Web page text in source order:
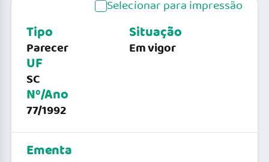
Selecionar para impressão
Tipo
Parecer
UF
SC
Nº/Ano
77/1992
Situação
Em vigor
Ementa